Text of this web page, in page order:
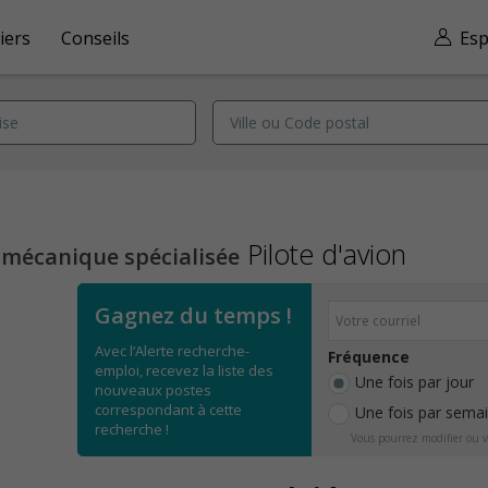
Conseils
spécialisée Pilote d'avion
Gagnez du temps !
Avec l’Alerte recherche-
emploi, recevez la liste des
nouveaux postes
correspondant à cette
recherche !
Fréquence
Une fois par jour
Une fois par
Vous pourrez modifier ou